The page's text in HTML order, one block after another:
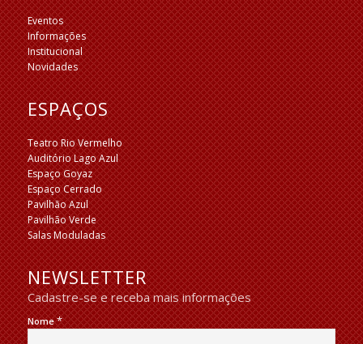
Eventos
Informações
Institucional
Novidades
ESPAÇOS
Teatro Rio Vermelho
Auditório Lago Azul
Espaço Goyaz
Espaço Cerrado
Pavilhão Azul
Pavilhão Verde
Salas Moduladas
NEWSLETTER
Cadastre-se e receba mais informações
Nome*